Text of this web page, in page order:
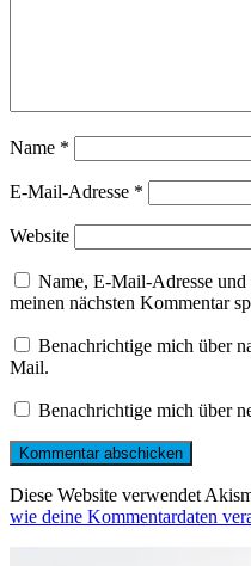
Name *
E-Mail-Adresse *
Website
Name, E-Mail-Adresse
meinen nächsten Kommentar
Benachrichtige mich über
Mail.
Benachrichtige mich über
Diese Website verwendet
wie deine Kommentardaten